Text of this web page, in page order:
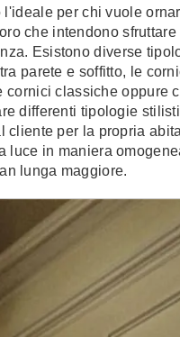
per chi vuole
che intendono
Esistono diverse
parete e soffitto, le
classiche oppure
differenti tipologie
cliente per la propria
luce in maniera
lunga maggiore.